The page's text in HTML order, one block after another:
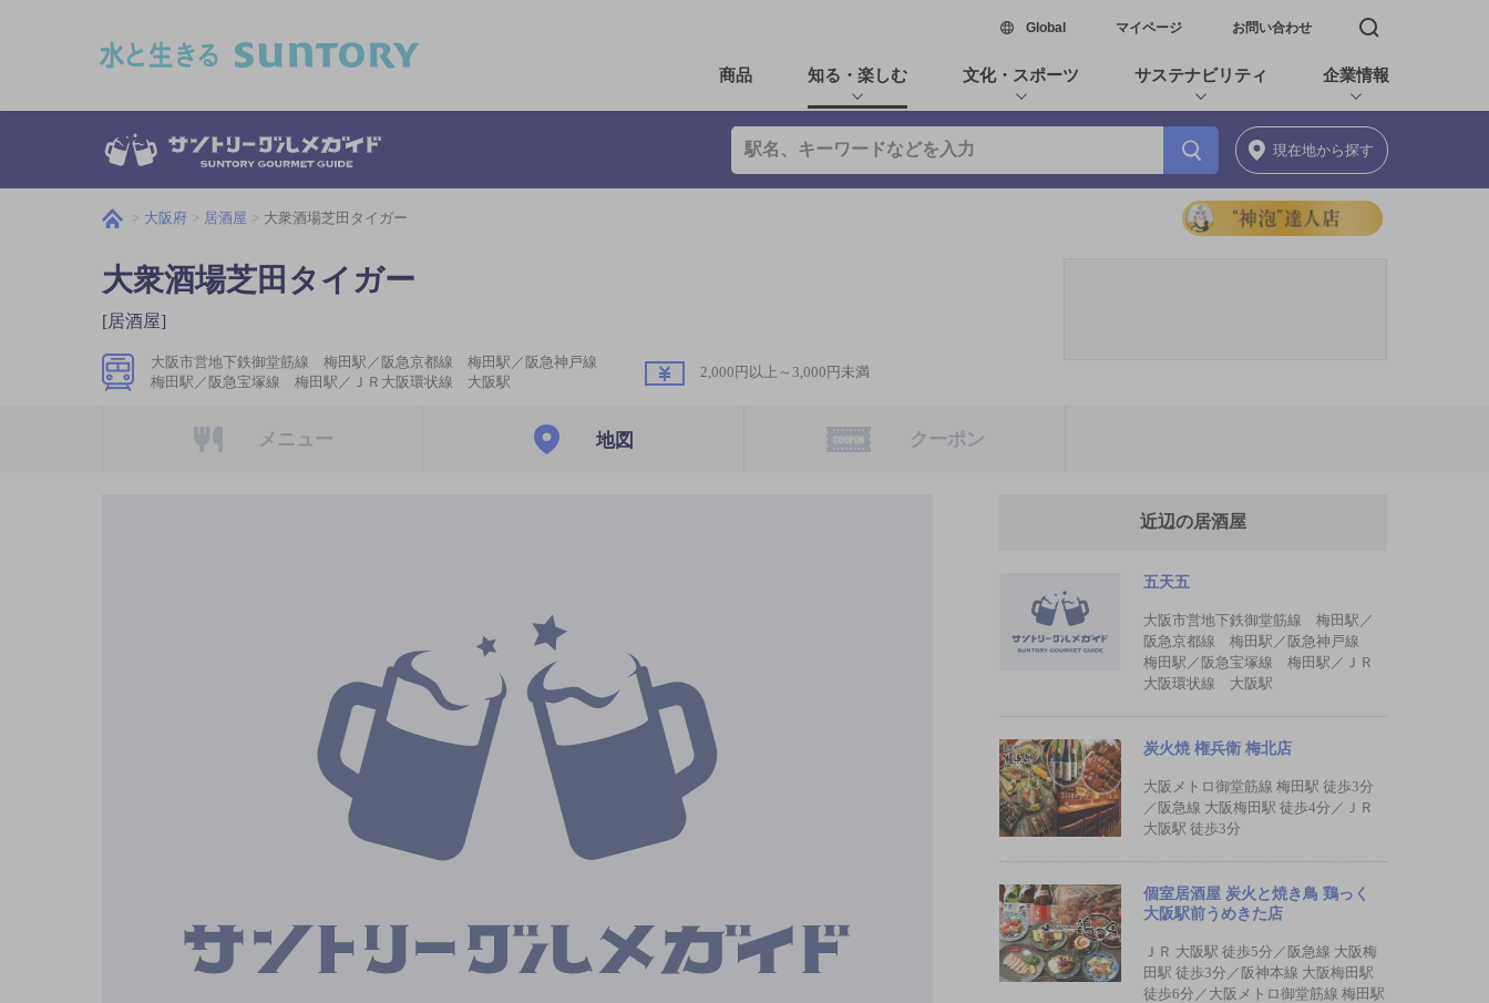
Global新しいウィンドウで開く
マイページ お問い合わせ 検索窓を開く
商品 知る・楽しむ 文化・スポーツ サステナビリティ 企業情報
現在地から探す
大阪府 居酒屋 大衆酒場芝田タイガー
大衆酒場芝田タイガー
[居酒屋]
大阪市営地下鉄御堂筋線 梅田駅／阪急京都線 梅田駅／阪急神戸線
梅田駅／阪急宝塚線 梅田駅／ＪＲ大阪環状線 大阪駅
2,000円以上～3,000円未満
メニュー 地図 クーポン
近辺の居酒屋
五天五
大阪市営地下鉄御堂筋線 梅田駅／
阪急京都線 梅田駅／阪急神戸線
梅田駅／阪急宝塚線 梅田駅／ＪＲ
大阪環状線 大阪駅
炭火焼 権兵衛 梅北店
大阪メトロ御堂筋線 梅田駅 徒歩3分
／阪急線 大阪梅田駅 徒歩4分／ＪＲ
大阪駅 徒歩3分
個室居酒屋 炭火と焼き鳥 鶏っく
大阪駅前うめきた店
ＪＲ 大阪駅 徒歩5分／阪急線 大阪梅
田駅 徒歩3分／阪神本線 大阪梅田駅
徒歩6分／大阪メトロ御堂筋線 梅田駅